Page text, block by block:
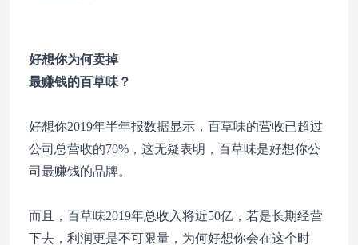
好想你为何卖掉
最赚钱的百草味？
好想你2019年半年报数据显示，百草味的营收已超过
公司总营收的70%，这无疑表明，百草味是好想你公
司最赚钱的品牌。
而且，百草味2019年总收入将近50亿，若是长期经营
下去，利润更是不可限量，为何好想你会在这个时